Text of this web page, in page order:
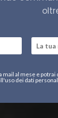
mail al mese e
dei dati